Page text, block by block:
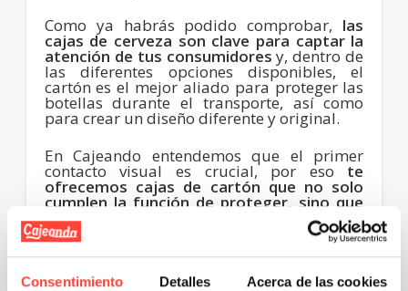
Consentimiento Detalles Acerca de las cookies
Como ya habrás podido comprobar, las
cajas de cerveza son clave para captar la
atención de tus consumidores y, dentro de
las diferentes opciones disponibles, el
cartón es el mejor aliado para proteger las
botellas durante el transporte, así como
para crear un diseño diferente y original.
En Cajeando entendemos que el primer
contacto visual es crucial, por eso te
ofrecemos cajas de cartón que no solo
cumplen la función de proteger, sino que
también captan la atención del públicoy
realzarán la imagen de tu marca,
convirtiéndose en la herramienta de
marketing estratégica que estabas
buscando.